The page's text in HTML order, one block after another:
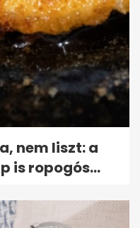
nem liszt: a
is ropogós...